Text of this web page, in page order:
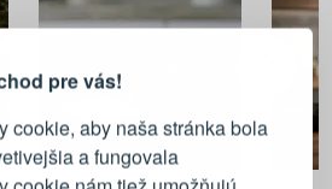
pre vás!
cookie, aby naša stránka bola
a fungovala
7,90 €
REGISTRÁCIA
sa k svojmu účtu